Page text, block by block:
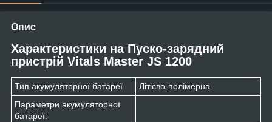
Опис
Характеристики на Пуско-зарядний
пристрій Vitals Master JS 1200
Тип акумуляторної батареї
Літієво-полімерна
Параметри акумуляторної
батареї: